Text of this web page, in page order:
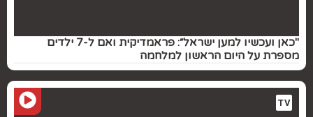
"כאן ועכשיו למען ישראל״: פראמדיקית ואם ל-7 ילדים
מספרת על היום הראשון למלחמה
TV